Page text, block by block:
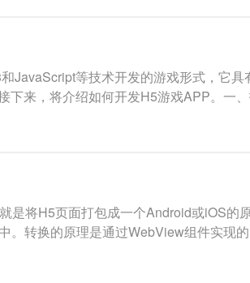
JavaScript等技术开发的游戏形式，它
下来，将介绍如何开发H5游戏APP。一
是将H5页面打包成一个Android或iOS
。转换的原理是通过WebView组件实现